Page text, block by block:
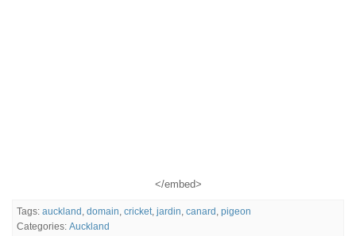
</embed>
Tags: auckland domain cricket jardin canard
pigeon
Categories: Auckland